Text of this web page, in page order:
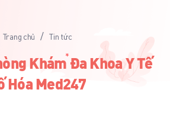
Trang chủ / Tin tức
Khám Đa Khoa Y Tế
Hóa Med247